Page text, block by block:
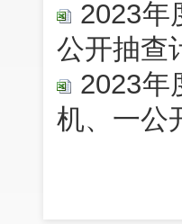
2023年
公开抽查
2023年
机、一公